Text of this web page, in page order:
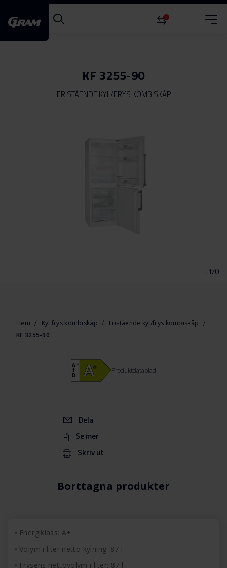
0
KF 3255-90
FRISTÅENDE KYL/FRYS KOMBISKÅP
-1/0
Hem Kyl frys kombiskåp
Fristående kyl/frys kombiskåp
KF 3255-90
Borttagna produkter
Dela
Se mer
Skriv ut
Produktdatablad
Energiklass: A+
Volym i liter netto kylning: 87 l
Frysens nettovolym i liter: 87 l